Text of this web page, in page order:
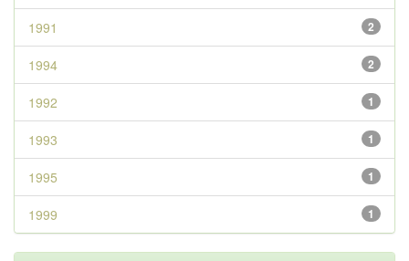
2
1991
2
1994
1
1992
1
1993
1
1995
1
1999